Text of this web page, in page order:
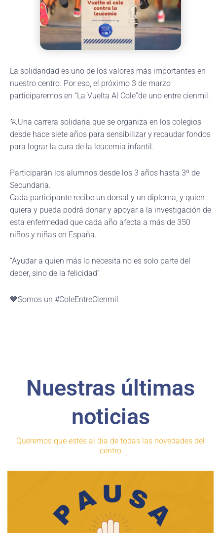
La solidaridad es uno de los valores más importantes en
nuestro centro. Por eso, el próximo 3 de marzo
participaremos en “La Vuelta Al Cole”de uno entre cienmil.
🏃Una carrera solidaria que se organiza en los colegios
desde hace siete años para sensibilizar y recaudar fondos
para lograr la cura de la leucemia infantil.
Participarán los alumnos desde los 3 años hasta 3º de
Secundaria.
Cada participante recibe un dorsal y un diploma, y quien
quiera y pueda podrá donar y apoyar a la investigación de
esta enfermedad que cada año afecta a más de 350
niños y niñas en España.
“Ayudar a quien más lo necesita no es solo parte del
deber, sino de la felicidad”
💙Somos un #ColeEntreCienmil
Nuestras últimas
noticias
Queremos que estés al día de todas las novedades del
centro